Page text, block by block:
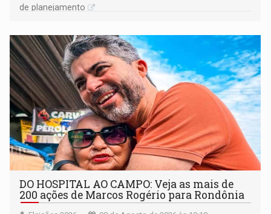
de planejamento
DO HOSPITAL AO CAMPO: Veja as mais de
200 ações de Marcos Rogério para Rondônia